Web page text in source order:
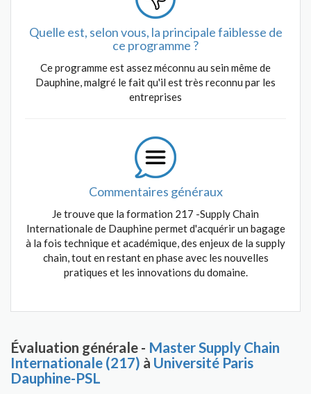
Quelle est, selon vous, la principale faiblesse de
ce programme ?
Ce programme est assez méconnu au sein même de
Dauphine, malgré le fait qu'il est très reconnu par les
entreprises
Commentaires généraux
Je trouve que la formation 217 -Supply Chain
Internationale de Dauphine permet d'acquérir un bagage
à la fois technique et académique, des enjeux de la supply
chain, tout en restant en phase avec les nouvelles
pratiques et les innovations du domaine.
Évaluation générale - Master Supply Chain
Internationale (217) à Université Paris
Dauphine-PSL